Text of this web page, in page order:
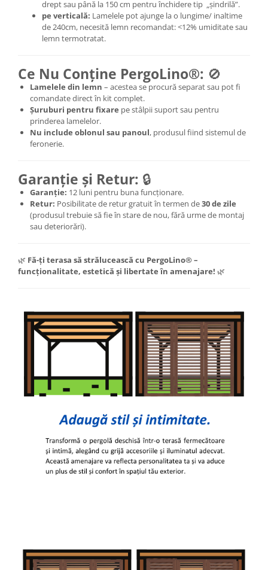
drept sau până la 150 cm pentru închidere tip „șindrilă”.
pe verticală: Lamelele pot ajunge la o lungime/ inaltime
de 240cm, necesită lemn recomandat: <12% umiditate sau
lemn termotratat.
Ce Nu Conține PergoLino®: 🚫
Lamelele din lemn – acestea se procură separat sau pot fi
comandate direct în kit complet.
Șuruburi pentru fixare pe stâlpii suport sau pentru
prinderea lamelelor.
Nu include oblonul sau panoul, produsul fiind sistemul de
feronerie.
Garanție și Retur: 🔒
Garanție: 12 luni pentru buna funcționare.
Retur: Posibilitate de retur gratuit în termen de30 de zile
(produsul trebuie să fie în stare de nou, fără urme de montaj
sau deteriorări).
🌿 Fă-ți terasa să strălucească cu PergoLino® –
funcționalitate, estetică și libertate în amenajare! 🌿